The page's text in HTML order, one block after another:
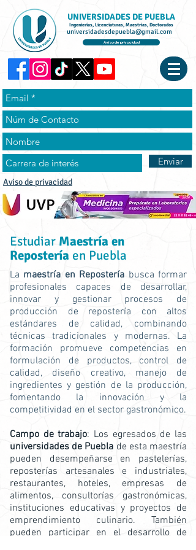
UNIVERSIDADES DE PUEBLA
Ingenierías, Licenciaturas, Maestrías, Doctorados
universidadesdepuebla@gmail.com
Aviso de privacidad
Enviar
Aviso de privacidad
Estudiar Maestría en
Repostería en Puebla
La maestría en Repostería busca formar
profesionales capaces de desarrollar,
innovar y gestionar procesos de
producción de repostería con altos
estándares de calidad, combinando
técnicas tradicionales y modernas. La
formación promueve competencias en
formulación de productos, control de
calidad, diseño creativo, manejo de
ingredientes y gestión de la producción,
fomentando la innovación y la
competitividad en el sector gastronómico.
Campo de trabajo: Los egresados de las
universidades de Puebla de esta maestría
pueden desempeñarse en pastelerías,
reposterías artesanales e industriales,
restaurantes, hoteles, empresas de
alimentos, consultorías gastronómicas,
instituciones educativas y proyectos de
emprendimiento culinario. También
pueden participar en el desarrollo de